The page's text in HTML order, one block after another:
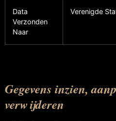
Data
Verzonden
Naar
Verenigde
Gegevens inzien,
verwijderen